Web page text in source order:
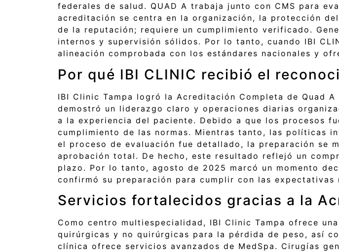
federales de salud. QUAD A trabaja junto con CMS para
acreditación se centra en la organización, la protección
de la reputación; requiere un cumplimiento verificado.
internos y supervisión sólidos. Por lo tanto, cuando IBI
alineación comprobada con los estándares nacionales y
Por qué IBI CLINIC recibió el
IBI Clinic Tampa logró la Acreditación Completa de Quad
demostró un liderazgo claro y operaciones diarias
a la experiencia del paciente. Debido a que los procesos
cumplimiento de las normas. Mientras tanto, las políticas
el proceso de evaluación fue detallado, la preparación se
aprobación total. De hecho, este resultado reflejó un
plazo. Por lo tanto, agosto de 2025 marcó un momento
confirmó su preparación para cumplir con las expectativas
Servicios fortalecidos gracias a la
Como centro multiespecialidad, IBI Clinic Tampa ofrece
quirúrgicas y no quirúrgicas para la pérdida de peso, así
clínica ofrece servicios avanzados de MedSpa. Cirugías